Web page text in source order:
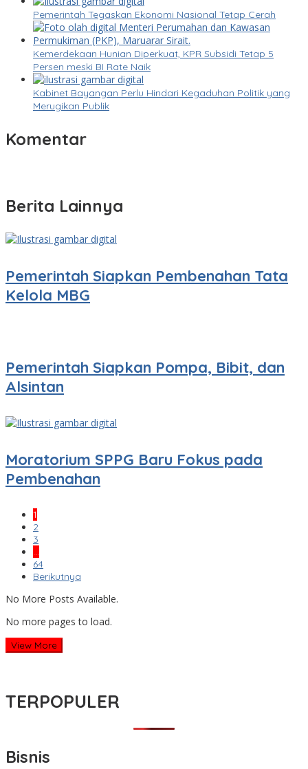
Pemerintah Tegaskan Ekonomi Nasional Tetap Cerah
Kemerdekaan Hunian Diperkuat, KPR Subsidi Tetap 5
Persen meski BI Rate Naik
Kabinet Bayangan Perlu Hindari Kegaduhan Politik yang
Merugikan Publik
Komentar
Berita Lainnya
Pemerintah Siapkan Pembenahan Tata
Kelola MBG
Pemerintah Siapkan Pompa, Bibit, dan
Alsintan
Moratorium SPPG Baru Fokus pada
Pembenahan
1
2
3
…
64
Berikutnya
No More Posts Available.
No more pages to load.
View More
TERPOPULER
Bisnis